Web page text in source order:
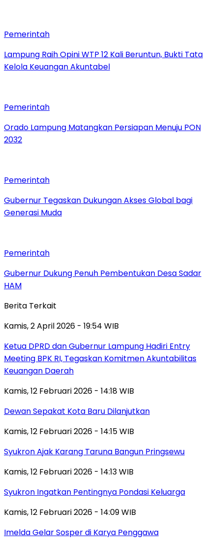
Pemerintah
Lampung Raih Opini WTP 12 Kali Beruntun, Bukti Tata
Kelola Keuangan Akuntabel
Pemerintah
Orado Lampung Matangkan Persiapan Menuju PON
2032
Pemerintah
Gubernur Tegaskan Dukungan Akses Global bagi
Generasi Muda
Pemerintah
Gubernur Dukung Penuh Pembentukan Desa Sadar
HAM
Berita Terkait
Kamis, 2 April 2026 - 19:54 WIB
Ketua DPRD dan Gubernur Lampung Hadiri Entry
Meeting BPK RI, Tegaskan Komitmen Akuntabilitas
Keuangan Daerah
Kamis, 12 Februari 2026 - 14:18 WIB
Dewan Sepakat Kota Baru Dilanjutkan
Kamis, 12 Februari 2026 - 14:15 WIB
Syukron Ajak Karang Taruna Bangun Pringsewu
Kamis, 12 Februari 2026 - 14:13 WIB
Syukron Ingatkan Pentingnya Pondasi Keluarga
Kamis, 12 Februari 2026 - 14:09 WIB
Imelda Gelar Sosper di Karya Penggawa